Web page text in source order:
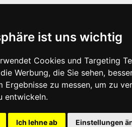
ist uns wichtig
Cookies und Targeting
Werbung, die Sie sehen,
Ergebnisse zu messen, um zu
entwickeln.
Ich lehne ab Einstellungen